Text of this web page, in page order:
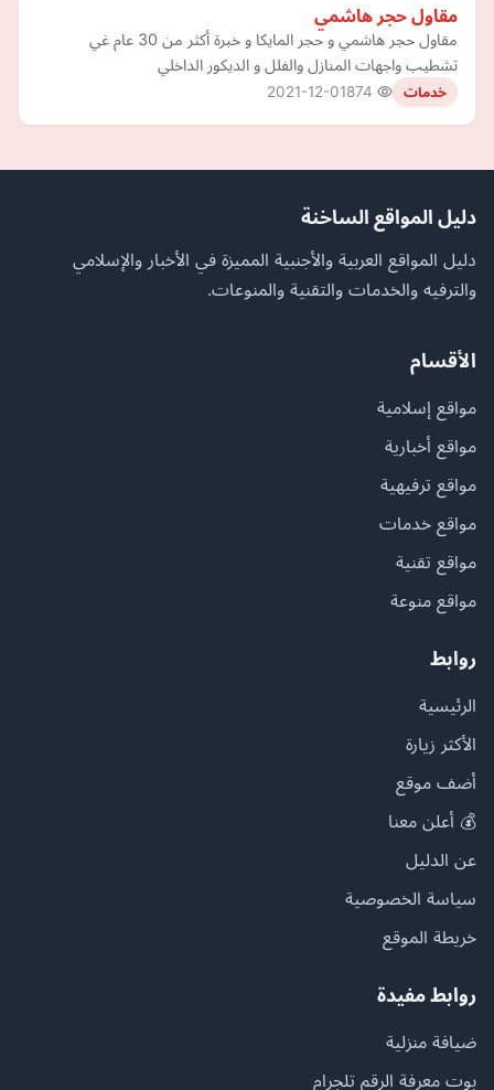
مقاول حجر هاشمي
مقاول حجر هاشمي و حجر المايكا و خبرة أكثر من 30 عام غي
تشطيب واجهات المنازل والفلل و الديكور الداخلي
خدمات 2021-12-01
دليل المواقع الساخنة
دليل المواقع العربية والأجنبية المميزة في الأخبار والإسلامي
والترفيه والخدمات والتقنية والمنوعات.
الأقسام
مواقع إسلامية
مواقع أخبارية
مواقع ترفيهية
مواقع خدمات
مواقع تقنية
مواقع منوعة
روابط
الرئيسية
الأكثر زيارة
أضف موقع
💰 أعلن معنا
عن الدليل
سياسة الخصوصية
خريطة الموقع
روابط مفيدة
ضيافة منزلية
بوت معرفة الرقم تلجرام